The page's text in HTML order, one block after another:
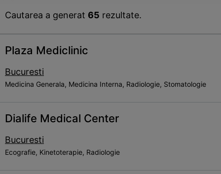
Cautarea a generat 65 rezultate.
Plaza Mediclinic
Bucuresti
Medicina Generala, Medicina Interna, Radiologie, Stomatologie
Dialife Medical Center
Bucuresti
Ecografie, Kinetoterapie, Radiologie